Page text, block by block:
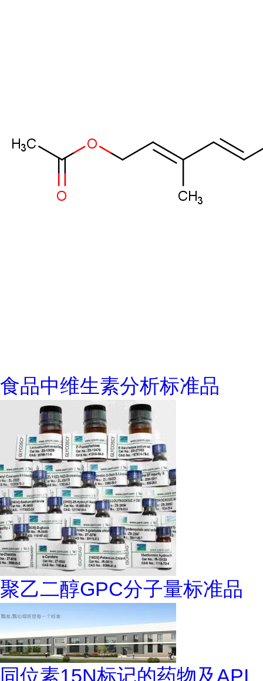
食品中维生素分析标准品
聚乙二醇GPC分子量标准品
同位素15N标记的药物及API